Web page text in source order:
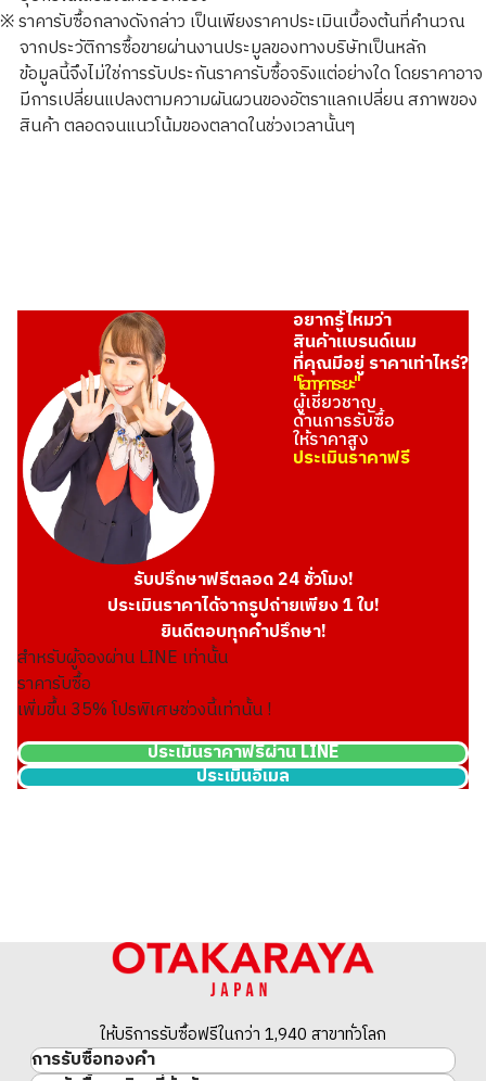
hermes double sense 28
ราคารับซื้ออ้างอิง
THB 10,526.28
hermes double sense 36
※ ราคารับซื้อกลางดังกล่าว เป็นเพียงราคาประเมินเบื้องต้นที่คำนวณ
จากประวัติการซื้อขายผ่านงานประมูลของทางบริษัทเป็นหลัก
ข้อมูลนี้จึงไม่ใช่การรับประกันราคารับซื้อจริงแต่อย่างใด โดยราคาอาจ
มีการเปลี่ยนแปลงตามความผันผวนของอัตราแลกเปลี่ยน สภาพของ
สินค้า ตลอดจนแนวโน้มของตลาดในช่วงเวลานั้นๆ
อยากรู้ไหมว่า
สินค้าแบรนด์เนม
ที่คุณมีอยู่ ราคาเท่าไหร่?
"โอทาคาระยะ"
ผู้เชี่ยวชาญ
ด้านการรับซื้อ
ให้ราคาสูง
ประเมินราคาฟรี
รับปรึกษาฟรีตลอด 24 ชั่วโมง!
ประเมินราคาได้จากรูปถ่ายเพียง 1 ใบ!
ยินดีตอบทุกคำปรึกษา!
สำหรับผู้จองผ่าน LINE เท่านั้น
ราคารับซื้อ
เพิ่มขึ้น35% โปรพิเศษช่วงนี้เท่านั้น !
ประเมินราคาฟรีผ่าน LINE
ประเมินอีเมล
ให้บริการรับซื้อฟรีในกว่า 1,940 สาขาทั่วโลก
การรับซื้อทองคำ